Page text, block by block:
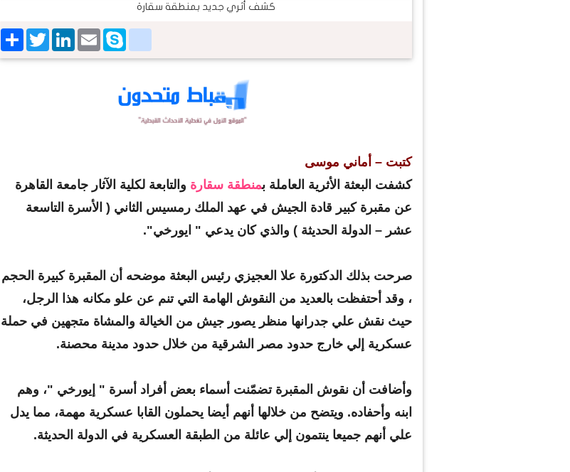
كشف أثري جديد بمنطقة سقارة
ShareTwitterLinkedIn EmailSkype
google_bookmarks
كتبت – أماني موسى
كشفت البعثة الأثرية العاملة بمنطقة سقارة والتابعة لكلية الآثار جامعة القاهرة
عن مقبرة كبير قادة الجيش في عهد الملك رمسيس الثاني ( الأسرة التاسعة
عشر – الدولة الحديثة ) والذي كان يدعي " ايورخي".
صرحت بذلك الدكتورة علا العجيزي رئيس البعثة موضحه أن المقبرة كبيرة الحجم
، وقد أحتفظت بالعديد من النقوش الهامة التي تنم عن علو مكانه هذا الرجل،
حيث نقش علي جدرانها منظر يصور جيش من الخيالة والمشاة متجهين في حملة
عسكرية إلي خارج حدود مصر الشرقية من خلال حدود مدينة محصنة.
وأضافت أن نقوش المقبرة تضمّنت أسماء بعض أفراد أسرة " إيورخي "، وهم
ابنه وأحفاده. ويتضح من خلالها أنهم أيضا يحملون القابا عسكرية مهمة، مما يدل
علي أنهم جميعا ينتمون إلي عائلة من الطبقة العسكرية في الدولة الحديثة.